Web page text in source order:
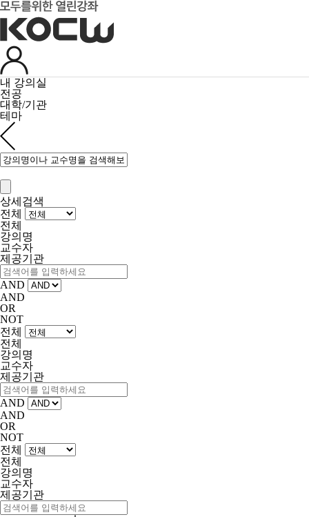
내 강의실
전공
대학/기관
테마
상세검색
전체
전체
강의명
교수자
제공기관
AND
AND
OR
NOT
전체
전체
강의명
교수자
제공기관
AND
AND
OR
NOT
전체
전체
강의명
교수자
제공기관